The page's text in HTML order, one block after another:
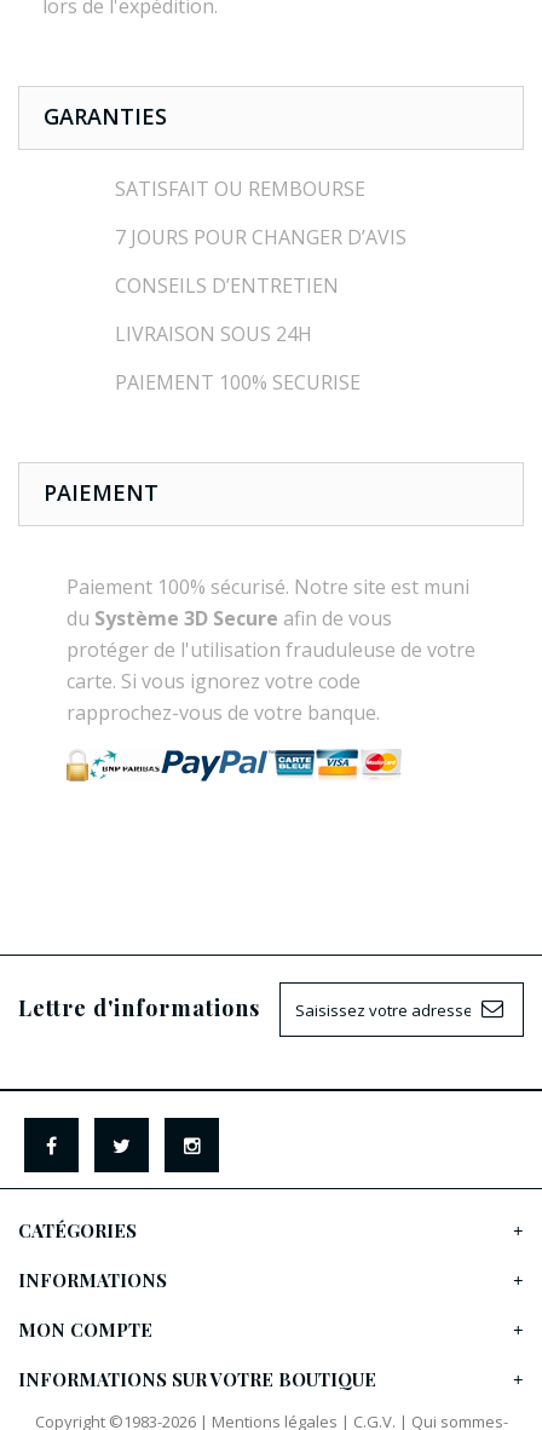
lors de l'expédition.
GARANTIES
SATISFAIT OU REMBOURSE
7 JOURS POUR CHANGER D’AVIS
CONSEILS D’ENTRETIEN
LIVRAISON SOUS 24H
PAIEMENT 100% SECURISE
PAIEMENT
Paiement 100% sécurisé. Notre site est muni
du Système 3D Secure afin de vous
protéger de l'utilisation frauduleuse de votre
carte. Si vous ignorez votre code
rapprochez-vous de votre banque.
Lettre d'informations
CATÉGORIES
INFORMATIONS
MON COMPTE
INFORMATIONS SUR VOTRE BOUTIQUE
Copyright ©1983-2026 | Mentions légales | C.G.V. | Qui sommes-